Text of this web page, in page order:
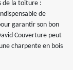
de la toiture :
de
garantir son bon
Couverture peut
charpente en bois